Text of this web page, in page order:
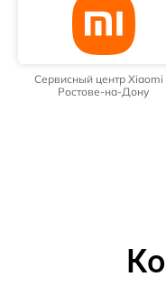
Сервисный центр Xiaomi
Ростове-на-Дону